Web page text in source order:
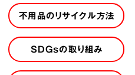
不用品のリサイクル方法
SDGsの取り組み